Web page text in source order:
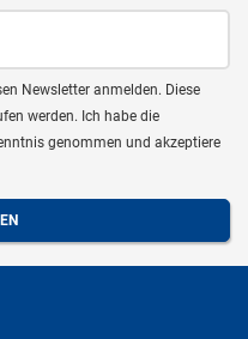
Newsletter anmelden. Diese
werden. Ich habe die
genommen und akzeptiere